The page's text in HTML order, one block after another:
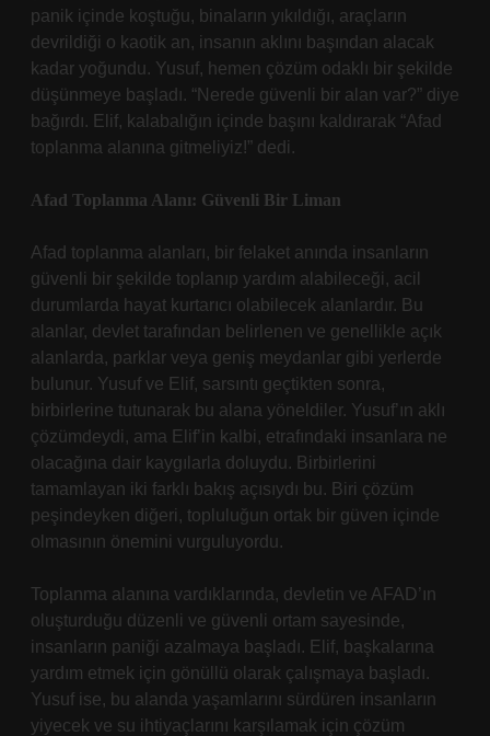
panik içinde koştuğu, binaların yıkıldığı, araçların
devrildiği o kaotik an, insanın aklını başından alacak
kadar yoğundu. Yusuf, hemen çözüm odaklı bir şekilde
düşünmeye başladı. “Nerede güvenli bir alan var?” diye
bağırdı. Elif, kalabalığın içinde başını kaldırarak “Afad
toplanma alanına gitmeliyiz!” dedi.
Afad Toplanma Alanı: Güvenli Bir Liman
Afad toplanma alanları, bir felaket anında insanların
güvenli bir şekilde toplanıp yardım alabileceği, acil
durumlarda hayat kurtarıcı olabilecek alanlardır. Bu
alanlar, devlet tarafından belirlenen ve genellikle açık
alanlarda, parklar veya geniş meydanlar gibi yerlerde
bulunur. Yusuf ve Elif, sarsıntı geçtikten sonra,
birbirlerine tutunarak bu alana yöneldiler. Yusuf’ın aklı
çözümdeydi, ama Elif’in kalbi, etrafındaki insanlara ne
olacağına dair kaygılarla doluydu. Birbirlerini
tamamlayan iki farklı bakış açısıydı bu. Biri çözüm
peşindeyken diğeri, topluluğun ortak bir güven içinde
olmasının önemini vurguluyordu.
Toplanma alanına vardıklarında, devletin ve AFAD’ın
oluşturduğu düzenli ve güvenli ortam sayesinde,
insanların paniği azalmaya başladı. Elif, başkalarına
yardım etmek için gönüllü olarak çalışmaya başladı.
Yusuf ise, bu alanda yaşamlarını sürdüren insanların
yiyecek ve su ihtiyaçlarını karşılamak için çözüm